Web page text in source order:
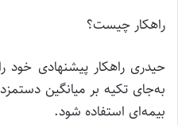
راهکار چیست؟
حیدری راهکار پیشنهادی خود
به‌جای تکیه بر میانگین
بیمه‌ای استفاده شود.